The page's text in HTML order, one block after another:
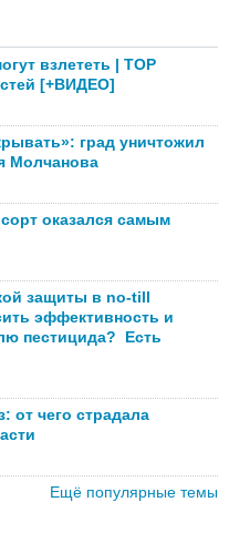
взлететь | TOP
[+ВИДЕО]
град уничтожил
Молчанова
оказался самым
защиты в no-till
эффективность и
пестицида? Есть
от чего страдала
Ещё популярные темы